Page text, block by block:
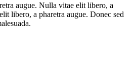
augue. Nulla vitae elit libero, a
libero, a pharetra augue. Donec sed